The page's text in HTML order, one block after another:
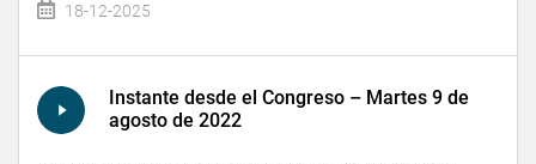
18-12-2025
Instante desde el Congreso – Martes 9 de
agosto de 2022